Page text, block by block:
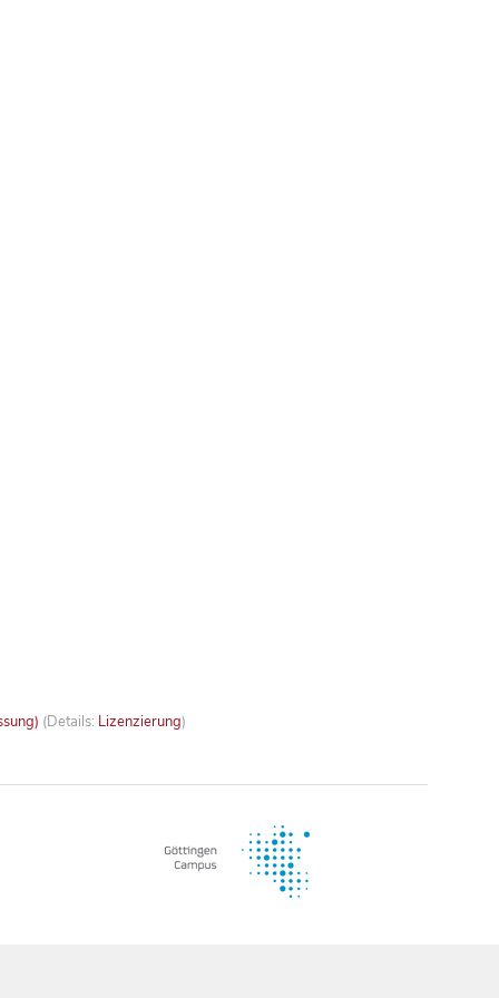
(Details: Lizenzierung)